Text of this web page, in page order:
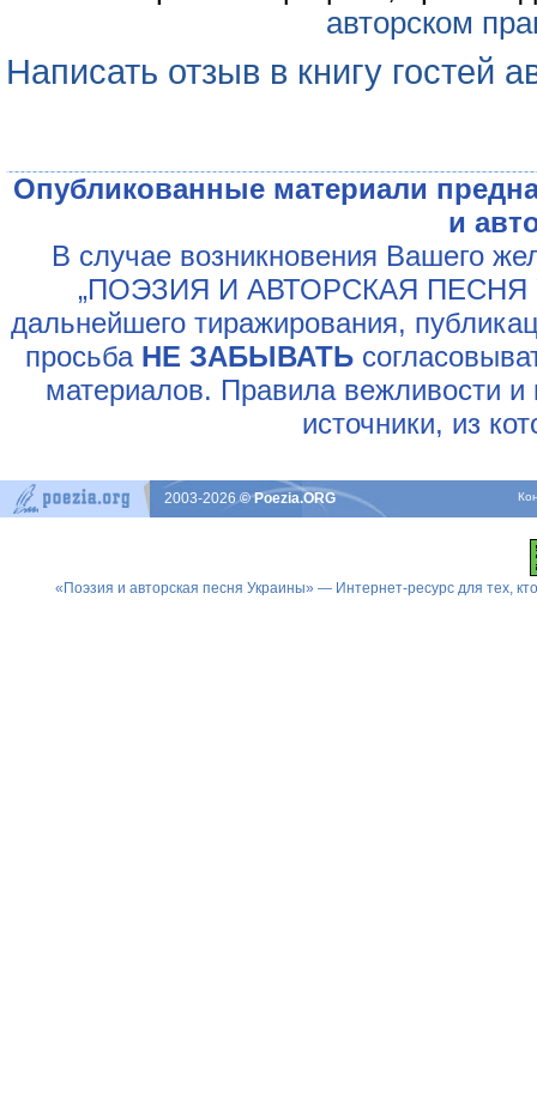
авторском
Написать отзыв в книгу гостей
Опубликованные материали
и
В случае возникновения Вашего
„ПОЭЗИЯ И АВТОРСКАЯ ПЕСНЯ
дальнейшего тиражирования,
просьба НЕ ЗАБЫВАТЬ
материалов. Правила вежливости и
источники, из
2003-2026© Poezia.ORG
«Поэзия и авторская песня Украины» — Интернет-ресурс для тех,